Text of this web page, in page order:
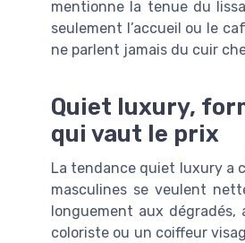
mentionne la tenue du
seulement l’accueil ou le
ne parlent jamais du cuir
Quiet luxury,
qui vaut le prix
La tendance quiet luxury a
masculines se veulent
longuement aux
coloriste ou un coiffeur